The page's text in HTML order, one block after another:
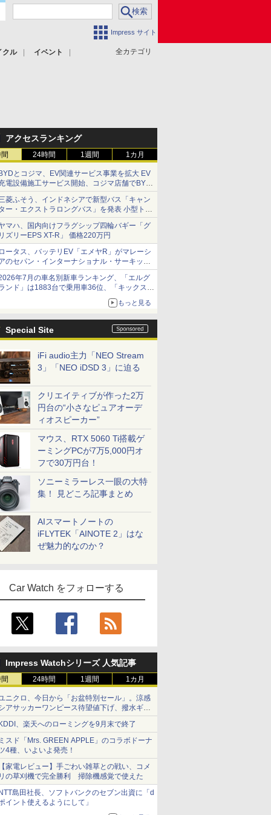
Impress サイト
全カテゴリ
クル
イベント
アクセスランキング
24時間 1週間 1カ月
BYDとコジマ、EV関連サービス事業を拡大 EV
電設備施工サービス開始、コジマ店舗でBYD
の展示・試乗イベントを強化
菱ふそう、インドネシアで新型バス「キャン
ー・エクストラロングバス」を発表 小型トラ
クベースの観光・旅客輸送向けバス
マハ、国内向けフラグシップ四輪バギー「グ
リズリーEPS XT-R」 価格220万円
ロータス、バッテリEV「エメヤR」がマレーシ
のセパン・インターナショナル・サーキット
BEV最速タイムを樹立
年7月の車名別新車ランキング、「エルグ
ンド」は1883台で乗用車36位、「キックス」
もっと見る
Special Site
iFi audio主力「NEO Stream
3」「NEO iDSD 3」に迫る
クリエイティブが作った2万
円台の“小さなピュアオーデ
ィオスピーカー”
マウス、RTX 5060 Ti搭載ゲ
ーミングPCが7万5,000円オ
フで30万円台！
ソニーミラーレス一眼の大特
集！ 見どころ記事まとめ
AIスマートノートの
iFLYTEK「AINOTE 2」はな
ぜ魅力的なのか？
Car Watch をフォローする
Impress Watchシリーズ 人気記事
24時間 1週間 1カ月
ニクロ、今日から「お盆特別セール」。涼感
アサッカーワンピース待望値下げ、撥水ギア
ョーツは1990円に
KDDI、楽天へのローミングを9月末で終了
ミスド「Mrs. GREEN APPLE」のコラボドーナ
4種、いよいよ発売！
【家電レビュー】手ごわい雑草との戦い、コメ
リの草刈機で完全勝利 掃除機感覚で使えた
NTT島田社長、ソフトバンクのセブン出資に「d
イント使えるようにして」